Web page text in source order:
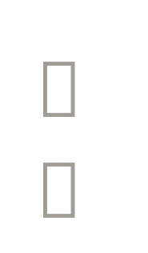

